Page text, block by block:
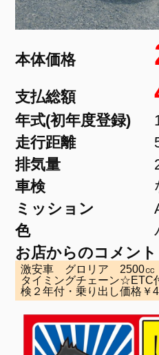
本体価格
支払総額
年式(初年度登録)
走行距離
排気量
車検
ミッション
色
お店からのコメント
激安車 グロリア 2500
タイミングチェーン☆ETC
検２年付・乗り出し価格￥